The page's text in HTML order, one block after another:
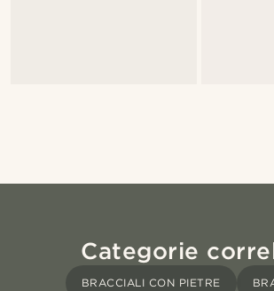
Categorie
BRACCIALI CON PIETRE